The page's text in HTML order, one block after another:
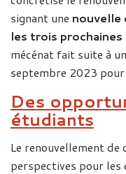
signant une nouvelle
les trois prochaines
mécénat fait suite à
septembre 2023 pour
Des
étudiants
Le renouvellement de
perspectives pour